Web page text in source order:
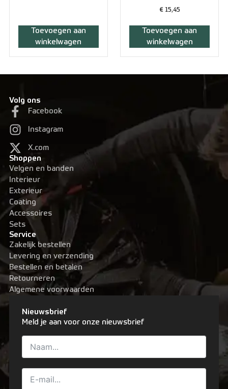
Toevoegen aan
winkelwagen
€15,45
Toevoegen aan
winkelwagen
Volg ons
Facebook
Instagram
X.com
Shoppen
Velgen en banden
Interieur
Exterieur
Coating
Accessoires
Sets
Service
Zakelijk bestellen
Levering en verzending
Bestellen en betalen
Retourneren
Algemene voorwaarden
Nieuwsbrief
Meld je aan voor onze nieuwsbrief